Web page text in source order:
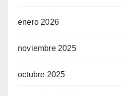
enero 2026
noviembre 2025
octubre 2025